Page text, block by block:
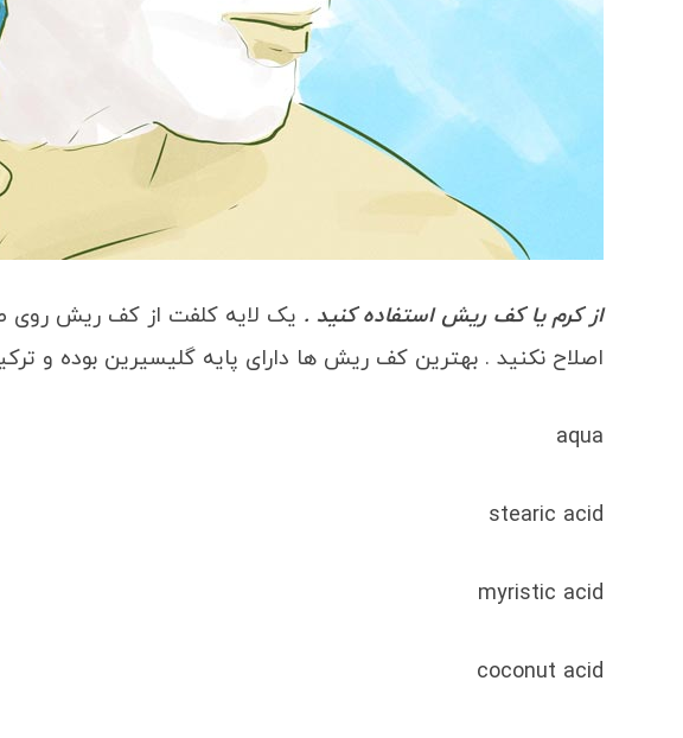
از کرم یا کف ریش استفاده کنید . یک لایه کلفت از کف ریش روی
اصلاح نکنید . بهترین کف ریش ها دارای پایه گلیسیرین بوده و
aqua
stearic acid
myristic acid
coconut acid